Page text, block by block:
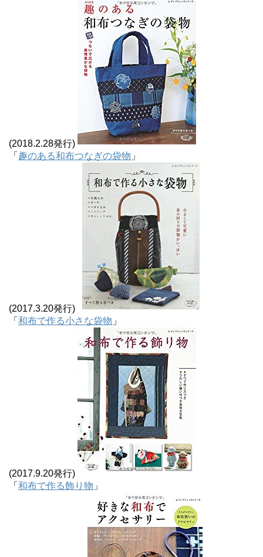
(2018.2.28発行)
「 趣のある和布つなぎの袋物 」
(2017.3.20発行)
「 和布で作る小さな袋物 」
(2017.9.20発行)
「 和布で作る飾り物 」